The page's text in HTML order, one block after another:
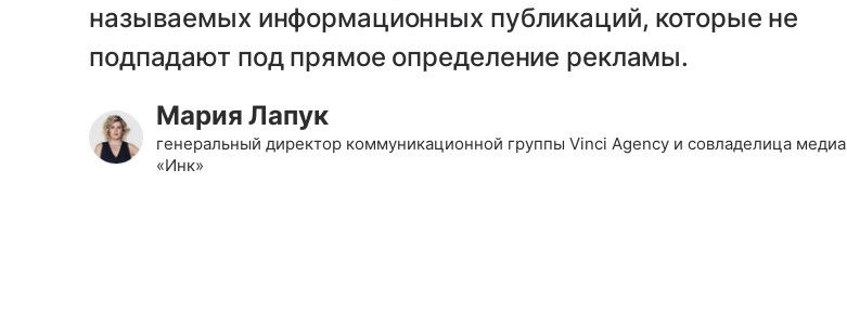
называемых информационных публикаций, которые не
подпадают под прямое определение рекламы.
Мария Лапук
генеральный директор коммуникационной группы Vinci Agency и совладелица медиа
«Инк»